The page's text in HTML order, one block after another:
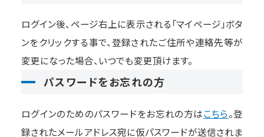
ログイン後、ページ右上に表示される「マイページ」ボタ
ンをクリックする事で、登録されたご住所や連絡先等が
変更になった場合、いつでも変更頂けます。
パスワードをお忘れの方
ログインのためのパスワードをお忘れの方はこちら。登
録されたメールアドレス宛に仮パスワードが送信されま